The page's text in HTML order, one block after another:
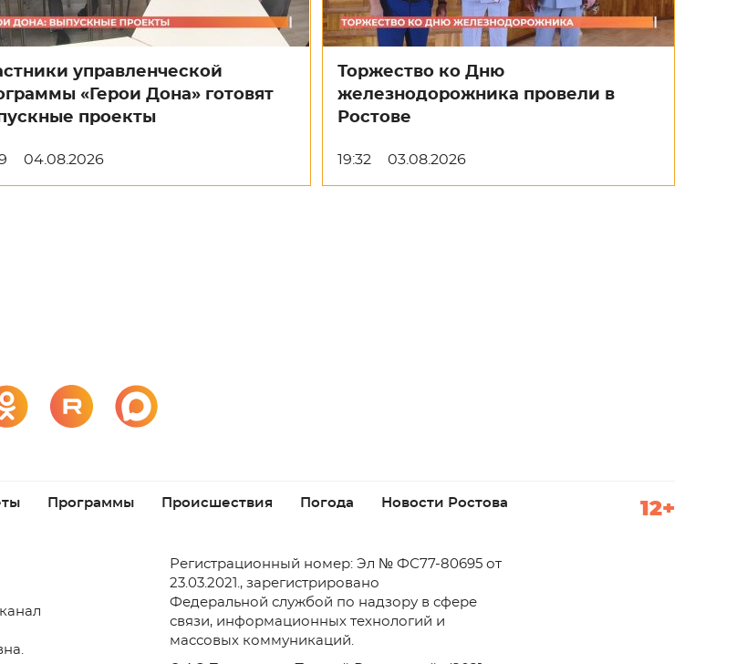
управленческой
«Герои Дона» готовят
проекты
04.08.2026
Торжество ко Дню
железнодорожника провели в
Ростове
19:32 03.08.2026
Программы Происшествия Погода Новости Ростова 12+
Регистрационный номер: Эл № ФС77-80695 от
23.03.2021., зарегистрировано
Федеральной службой по надзору в сфере
связи, информационных технологий и
массовых коммуникаций.